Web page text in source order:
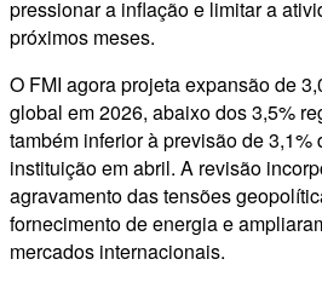
pressionar a inflação e limitar a
próximos meses.
O FMI agora projeta expansão de
global em 2026, abaixo dos 3,5%
também inferior à previsão de
instituição em abril. A revisão
agravamento das tensões
fornecimento de energia e
mercados internacionais.